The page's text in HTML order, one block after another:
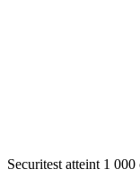
Securitest atteint 1